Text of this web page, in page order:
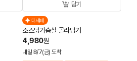
담기
더세페
소스닭가슴살 골라담기
4,980원
내일 8/7(금) 도착